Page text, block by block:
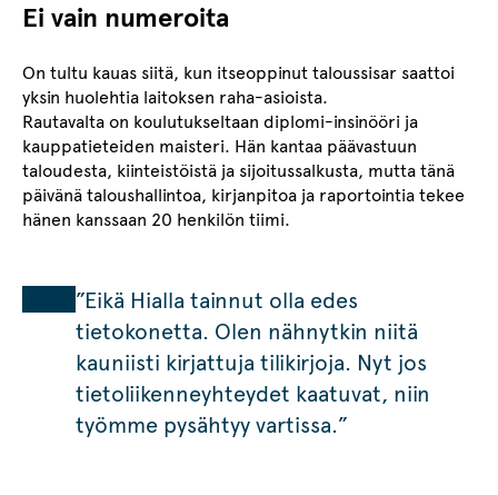
Ei vain numeroita
On tultu kauas siitä, kun itseoppinut taloussisar saattoi
yksin huolehtia laitoksen raha-asioista.
Rautavalta on koulutukseltaan diplomi-insinööri ja
kauppatieteiden maisteri. Hän kantaa päävastuun
taloudesta, kiinteistöistä ja sijoitussalkusta, mutta tänä
päivänä taloushallintoa, kirjanpitoa ja raportointia tekee
hänen kanssaan 20 henkilön tiimi.
”Eikä Hialla tainnut olla edes
tietokonetta. Olen nähnytkin niitä
kauniisti kirjattuja tilikirjoja. Nyt jos
tietoliikenneyhteydet kaatuvat, niin
työmme pysähtyy vartissa.”